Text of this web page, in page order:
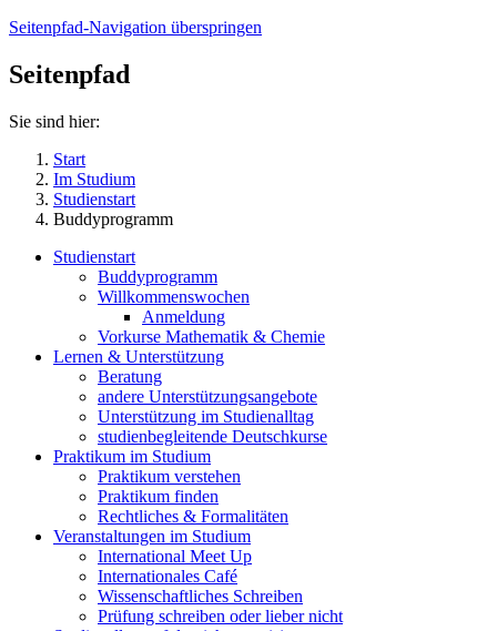
Seitenpfad-Navigation überspringen
Seitenpfad
Sie sind hier:
Start
Im Studium
Studienstart
Buddyprogramm
Studienstart
Buddyprogramm
Willkommenswochen
Anmeldung
Vorkurse Mathematik & Chemie
Lernen & Unterstützung
Beratung
andere Unterstützungsangebote
Unterstützung im Studienalltag
studienbegleitende Deutschkurse
Praktikum im Studium
Praktikum verstehen
Praktikum finden
Rechtliches & Formalitäten
Veranstaltungen im Studium
International Meet Up
Internationales Café
Wissenschaftliches Schreiben
Prüfung schreiben oder lieber nicht